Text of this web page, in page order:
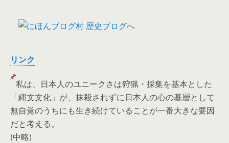
リンク
私は、日本人のユニークさは狩猟・採集を基本とした
「縄文文化」が、抹殺されずに日本人の心の基層として
無自覚のうちにも生き続けていることが一番大きな要因
だと考える。
(中略)